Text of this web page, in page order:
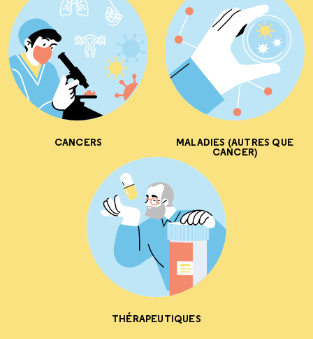
CANCERS MALADIES (AUTRES QUE
CANCER)
THÉRAPEUTIQUES